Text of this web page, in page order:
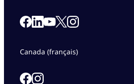
Link to our Facebook page
Link to our Linkedin page
Link to our Youtube page
Link to our X page
Link to our
Canada (français)
Link to our Facebook page
Link to our Instagram page